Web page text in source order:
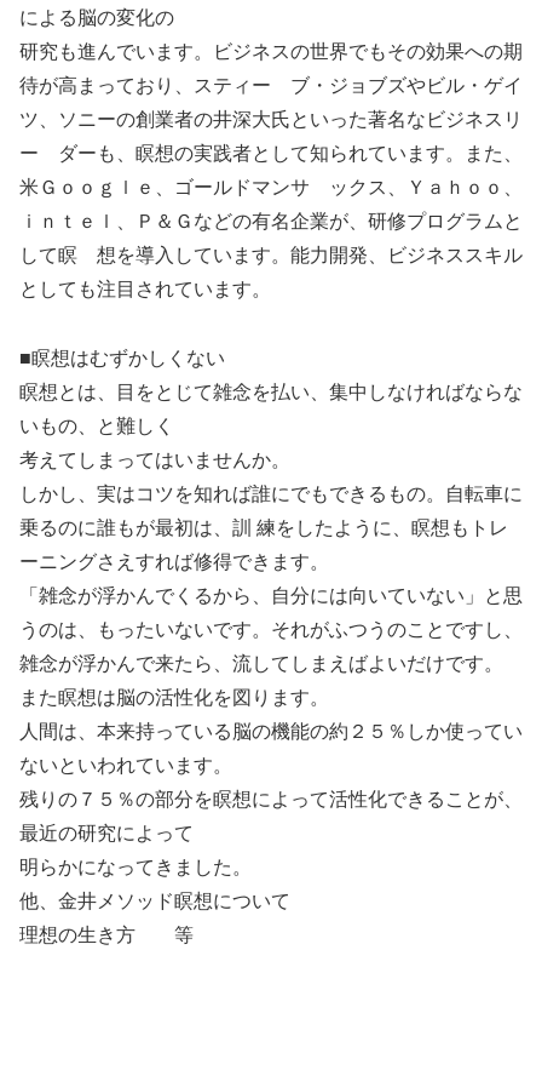
による脳の変化の
研究も進んでいます。ビジネスの世界でもその効果への期
待が高まっており、スティー ブ・ジョブズやビル・ゲイ
ツ、ソニーの創業者の井深大氏といった著名なビジネスリ
ー ダーも、瞑想の実践者として知られています。また、
米Ｇｏｏｇｌｅ、ゴールドマンサ ックス、Ｙａｈｏｏ、
ｉｎｔｅｌ、Ｐ＆Ｇなどの有名企業が、研修プログラムと
して瞑 想を導入しています。能力開発、ビジネススキル
としても注目されています。
■瞑想はむずかしくない
瞑想とは、目をとじて雑念を払い、集中しなければならな
いもの、と難しく
考えてしまってはいませんか。
しかし、実はコツを知れば誰にでもできるもの。自転車に
乗るのに誰もが最初は、訓 練をしたように、瞑想もトレ
ーニングさえすれば修得できます。
「雑念が浮かんでくるから、自分には向いていない」と思
うのは、もったいないです。それがふつうのことですし、
雑念が浮かんで来たら、流してしまえばよいだけです。
また瞑想は脳の活性化を図ります。
人間は、本来持っている脳の機能の約２５％しか使ってい
ないといわれています。
残りの７５％の部分を瞑想によって活性化できることが、
最近の研究によって
明らかになってきました。
他、金井メソッド瞑想について
理想の生き方 等